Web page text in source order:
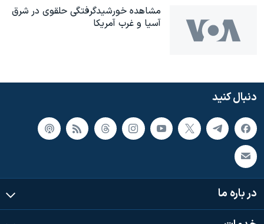
مشاهده خورشيدگرفتگی حلقوی در شرق
آسيا و غرب آمريکا
دنبال کنید
در باره ما